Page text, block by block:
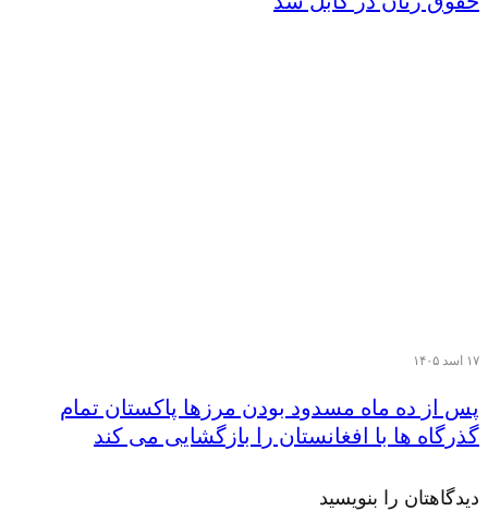
۱۷ اسد ۱۴۰۵
پس از ده ماه مسدود بودن مرزها پاکستان تمام
گذرگاه ها با افغانستان را بازگشایی می کند
دیدگاهتان را بنویسید